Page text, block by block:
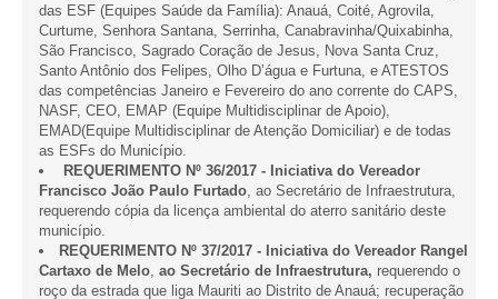
das ESF (Equipes Saúde da Família): Anauá, Coité, Agrovila,
Curtume, Senhora Santana, Serrinha, Canabravinha/Quixabinha,
São Francisco, Sagrado Coração de Jesus, Nova Santa Cruz,
Santo Antônio dos Felipes, Olho D’água e Furtuna, e ATESTOS
das competências Janeiro e Fevereiro do ano corrente do CAPS,
NASF, CEO, EMAP (Equipe Multidisciplinar de Apoio),
EMAD(Equipe Multidisciplinar de Atenção Domiciliar) e de todas
as ESFs do Município.
REQUERIMENTO Nº 36/2017 - Iniciativa do Vereador
Francisco João Paulo Furtado , ao Secretário de Infraestrutura,
requerendo cópia da licença ambiental do aterro sanitário deste
município.
REQUERIMENTO Nº 37/2017 - Iniciativa do Vereador Rangel
Cartaxo de Melo ao Secretário de Infraestrutura, requerendo o
roço da estrada que liga Mauriti ao Distrito de Anauá; recuperação